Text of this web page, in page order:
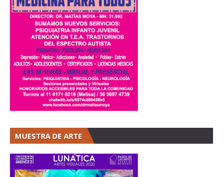
MUESTRA DE ARTE